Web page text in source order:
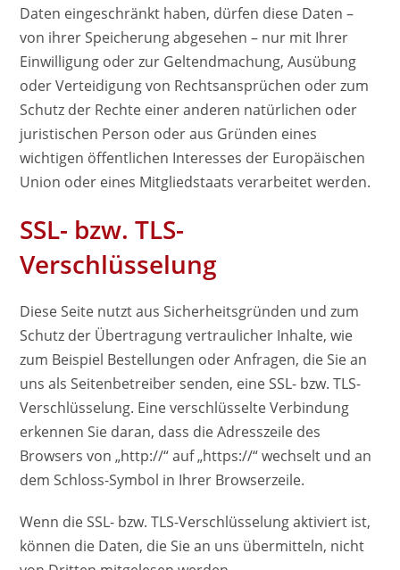
Daten eingeschränkt haben, dürfen diese Daten –
von ihrer Speicherung abgesehen – nur mit Ihrer
Einwilligung oder zur Geltendmachung, Ausübung
oder Verteidigung von Rechtsansprüchen oder zum
Schutz der Rechte einer anderen natürlichen oder
juristischen Person oder aus Gründen eines
wichtigen öffentlichen Interesses der Europäischen
Union oder eines Mitgliedstaats verarbeitet werden.
SSL- bzw. TLS-
Verschlüsselung
Diese Seite nutzt aus Sicherheitsgründen und zum
Schutz der Übertragung vertraulicher Inhalte, wie
zum Beispiel Bestellungen oder Anfragen, die Sie an
uns als Seitenbetreiber senden, eine SSL- bzw. TLS-
Verschlüsselung. Eine verschlüsselte Verbindung
erkennen Sie daran, dass die Adresszeile des
Browsers von „http://“ auf „https://“ wechselt und an
dem Schloss-Symbol in Ihrer Browserzeile.
Wenn die SSL- bzw. TLS-Verschlüsselung aktiviert ist,
können die Daten, die Sie an uns übermitteln, nicht